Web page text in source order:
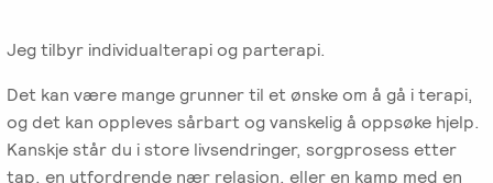
EFT
-
Videreutdanning
for
terapeuter
Videoer
om
følelser
Psyflix
Veiledning
EFT
Arbeidsrettet
medlem
i
NIEFT
Jeg tilbyr individualterapi og parterapi.
Det kan være mange grunner til et ønske om å gå i terapi,
og det kan oppleves sårbart og vanskelig å oppsøke hjelp.
Kanskje står du i store livsendringer, sorgprosess etter
tap, en utfordrende nær relasjon, eller en kamp med en